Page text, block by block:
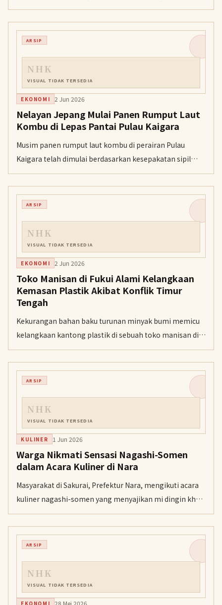
dan Kagome menyederhanakan desain kemasan mereka
demi konservasi.
ARSIP
NHK
VISUAL TIDAK TERSEDIA
EKONOMI 2 Jun 2026
Nelayan Jepang Mulai Panen Rumput Laut
Kombu di Lepas Pantai Pulau Kaigara
Musim panen rumput laut kombu di perairan Pulau
Kaigara telah dimulai berdasarkan kesepakatan sipil
antara Jepang dan Rusia, di tengah kekhawatiran
nelayan akan kenaikan harga bahan bakar.
ARSIP
NHK
VISUAL TIDAK TERSEDIA
EKONOMI 2 Jun 2026
Toko Manisan di Fukui Alami Kelangkaan
Kemasan Plastik Akibat Konflik Timur
Tengah
Kekurangan bahan baku turunan minyak bumi memicu
kelangkaan kantong plastik di sebuah toko manisan di
Kota Fukui, memaksa pemilik mengimbau pelanggan
membawa tas pendingin sendiri.
ARSIP
NHK
VISUAL TIDAK TERSEDIA
KULINER 1 Jun 2026
Warga Nikmati Sensasi Nagashi-Somen
dalam Acara Kuliner di Nara
Masyarakat di Sakurai, Prefektur Nara, mengikuti acara
kuliner nagashi-somen yang menyajikan mi dingin khas
daerah tersebut di saluran air sepanjang 10 meter.
ARSIP
NHK
VISUAL TIDAK TERSEDIA
EKONOMI 28 Mei 2026